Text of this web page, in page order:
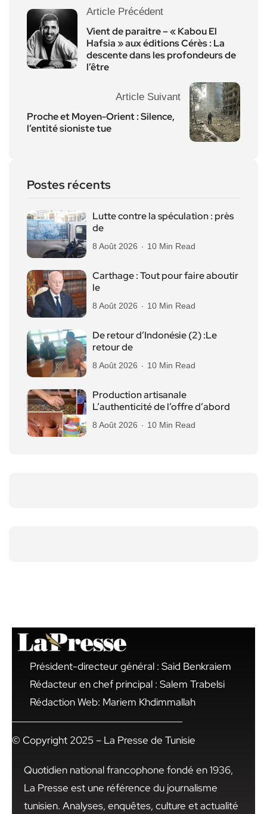
Article Précédent
Vient de paraitre – « Kabou El
Hafsia » aux éditions Cérès : La
descente dans les profondeurs de
l’être
Article Suivant
Proche et Moyen-Orient : Silence,
l’entité sioniste tue
Postes récents
Lutte contre la spéculation : près
de
8 Août 2026 10 Min Read
Carthage : Tout pour faire aboutir
le
8 Août 2026 10 Min Read
De retour d’Indonésie (2) :Le
retour de
8 Août 2026 10 Min Read
Production artisanale
L’authenticité de l’offre d’abord
8 Août 2026 10 Min Read
Président-directeur général : Said Benkraiem
Rédacteur en chef principal : Salem Trabelsi
Rédaction Web: Mariem Khdimmallah
© Copyright 2025 – La Presse de Tunisie
Quotidien national francophone fondé en 1936,
La Presse est une référence du journalisme
tunisien. Analyses, enquêtes, culture et actualité